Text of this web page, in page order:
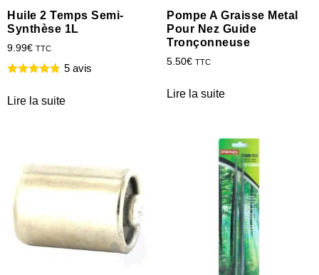
Huile 2 Temps Semi-
Synthèse 1L
9.99€ TTC
5 avis
Lire la suite
Pompe A Graisse Metal
Pour Nez Guide
Tronçonneuse
5.50€ TTC
Lire la suite